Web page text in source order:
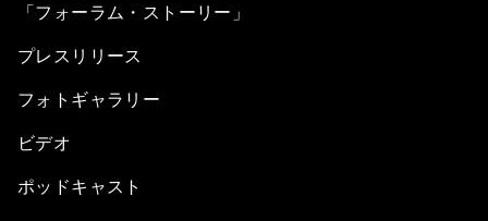
「フォーラム・ストーリー」
プレスリリース
フォトギャラリー
ビデオ
ポッドキャスト